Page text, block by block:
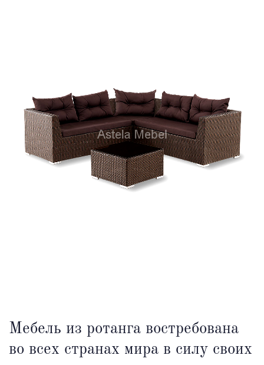
Мебель из ротанга востребована
во всех странах мира в силу своих